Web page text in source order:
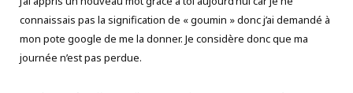
connaissais pas la signification de « goumin » donc j’ai demandé à
mon pote google de me la donner. Je considère donc que ma
journée n’est pas perdue.